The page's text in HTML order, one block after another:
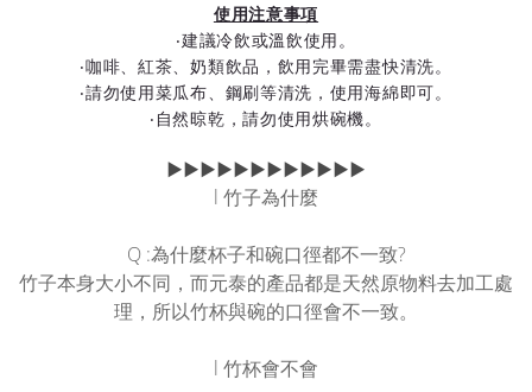
使用注意事項
‧建議冷飲或溫飲使用。
‧咖啡、紅茶、奶類飲品，飲用完畢需盡快清洗。
‧請勿使用菜瓜布、鋼刷等清洗，使用海綿即可。
‧自然晾乾，請勿使用烘碗機。
▶▶▶▶▶▶▶▶▶▶▶▶
l 竹子為什麼
Q :為什麼杯子和碗口徑都不一致?
竹子本身大小不同，而元泰的產品都是天然原物料去加工處
理，所以竹杯與碗的口徑會不一致。
l 竹杯會不會